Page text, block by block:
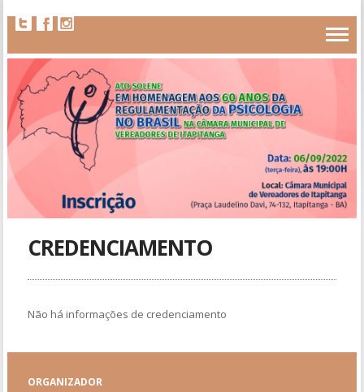
CREDENCIAMENTO
Não há informações de credenciamento
ORGANIZADOR